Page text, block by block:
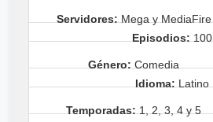
Servidores: Mega y MediaFire
Episodios: 100
Género: Comedia
Idioma: Latino
Temporadas: 1, 2, 3, 4 y 5